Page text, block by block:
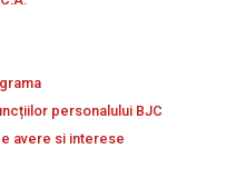
personalului BJC
avere si interese